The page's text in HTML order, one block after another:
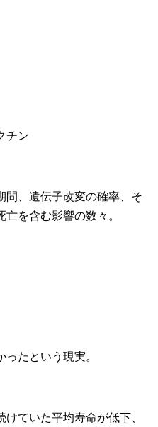
チン
間、遺伝子改変の確率、そ
を含む影響の数々。
たという現実。
ていた平均寿命が低下、